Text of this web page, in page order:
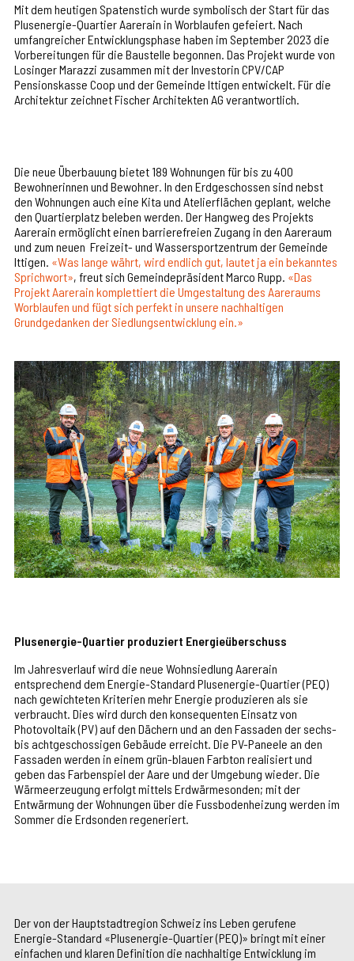
Mit dem heutigen Spatenstich wurde symbolisch der Start für das
Plusenergie-Quartier Aarerain in Worblaufen gefeiert. Nach
umfangreicher Entwicklungsphase haben im September 2023 die
Vorbereitungen für die Baustelle begonnen. Das Projekt wurde von
Losinger Marazzi zusammen mit der Investorin CPV/CAP
Pensionskasse Coop und der Gemeinde Ittigen entwickelt. Für die
Architektur zeichnet Fischer Architekten AG verantwortlich.
Die neue Überbauung bietet 189 Wohnungen für bis zu 400
Bewohnerinnen und Bewohner. In den Erdgeschossen sind nebst
den Wohnungen auch eine Kita und Atelierflächen geplant, welche
den Quartierplatz beleben werden. Der Hangweg des Projekts
Aarerain ermöglicht einen barrierefreien Zugang in den Aareraum
und zum neuen Freizeit- und Wassersportzentrum der Gemeinde
Ittigen. «Was lange währt, wird endlich gut, lautet ja ein bekanntes
Sprichwort», freut sich Gemeindepräsident Marco Rupp. «Das
Projekt Aarerain komplettiert die Umgestaltung des Aareraums
Worblaufen und fügt sich perfekt in unsere nachhaltigen
Grundgedanken der Siedlungsentwicklung ein.»
Plusenergie-Quartier produziert Energieüberschuss
Im Jahresverlauf wird die neue Wohnsiedlung Aarerain
entsprechend dem Energie-Standard Plusenergie-Quartier (PEQ)
nach gewichteten Kriterien mehr Energie produzieren als sie
verbraucht. Dies wird durch den konsequenten Einsatz von
Photovoltaik (PV) auf den Dächern und an den Fassaden der sechs-
bis achtgeschossigen Gebäude erreicht. Die PV-Paneele an den
Fassaden werden in einem grün-blauen Farbton realisiert und
geben das Farbenspiel der Aare und der Umgebung wieder. Die
Wärmeerzeugung erfolgt mittels Erdwärmesonden; mit der
Entwärmung der Wohnungen über die Fussbodenheizung werden im
Sommer die Erdsonden regeneriert.
Der von der Hauptstadtregion Schweiz ins Leben gerufene
Energie-Standard «Plusenergie-Quartier (PEQ)» bringt mit einer
einfachen und klaren Definition die nachhaltige Entwicklung im